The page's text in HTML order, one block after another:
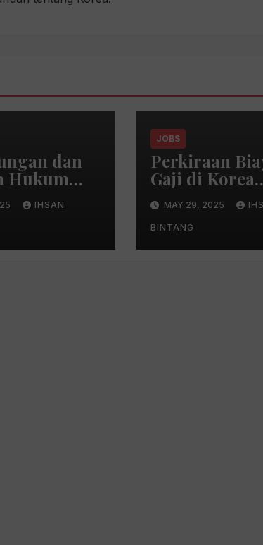
dan
Hukum
Migran
IHSAN
JOBS
Perkiraan
Gaji di Korea
Selatan
MAY 29, 2025
BINTANG